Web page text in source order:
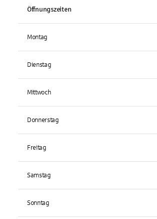
Öffnungszeiten
Montag
Dienstag
Mittwoch
Donnerstag
Freitag
Samstag
Sonntag